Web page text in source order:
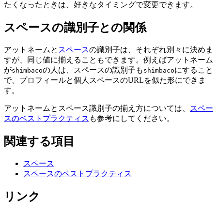
たくなったときは、好きなタイミングで変更できます。
スペースの識別子との関係
アットネームと スペースの識別子は、それぞれ別々に決めま
すが、同じ値に揃えることもできます。例えばアットネーム
がshimbacoの人は、スペースの識別子も shimbacoにすること
で、プロフィールと個人スペースのURLを似た形にできま
す。
アットネームとスペース識別子の揃え方については、
スペー
スのベストプラクティス も参考にしてください。
関連する項目
スペース
スペースのベストプラクティス
リンク